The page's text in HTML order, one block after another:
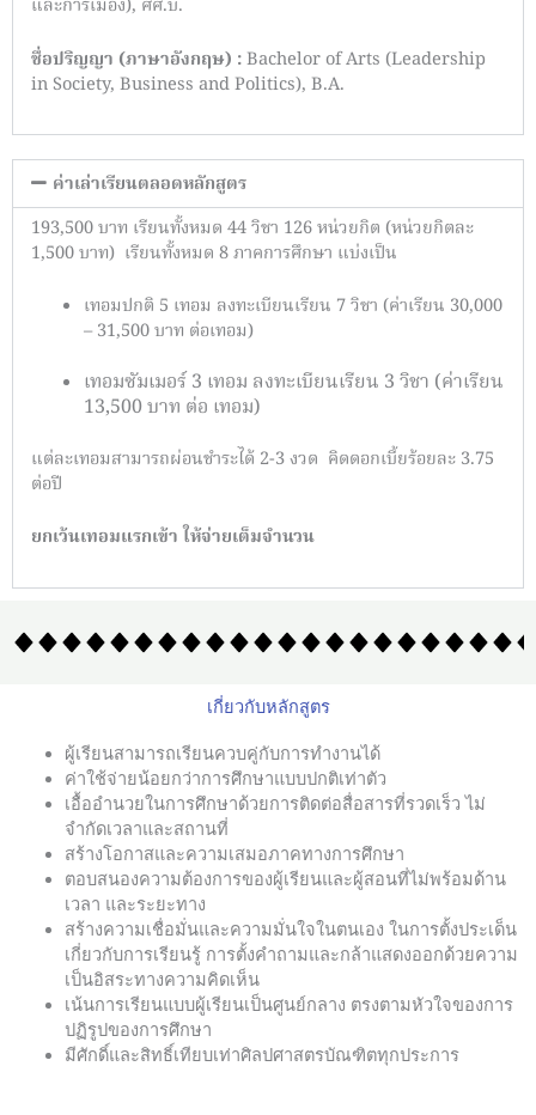
และการเมือง), ศศ.บ.
ชื่อปริญญา (ภาษาอังกฤษ) :Bachelor of Arts (Leadership
in Society, Business and Politics), B.A.
ค่าเล่าเรียนตลอดหลักสูตร
193,500 บาท เรียนทั้งหมด 44 วิชา 126 หน่วยกิต (หน่วยกิตละ
1,500 บาท) เรียนทั้งหมด 8 ภาคการศึกษา แบ่งเป็น
เทอมปกติ 5 เทอม ลงทะเบียนเรียน 7 วิชา (ค่าเรียน 30,000
– 31,500 บาท ต่อเทอม)
เทอมซัมเมอร์ 3 เทอม ลงทะเบียนเรียน 3 วิชา (ค่าเรียน
13,500 บาท ต่อ เทอม)
แต่ละเทอมสามารถผ่อนชำระได้ 2-3 งวด คิดดอกเบี้ยร้อยละ 3.75
ต่อปี
ยกเว้นเทอมแรกเข้า ให้จ่ายเต็มจำนวน
เกี่ยวกับหลักสูตร
ผู้เรียนสามารถเรียนควบคู่กับการทำงานได้
ค่าใช้จ่ายน้อยกว่าการศึกษาแบบปกติเท่าตัว
เอื้ออำนวยในการศึกษาด้วยการติดต่อสื่อสารที่รวดเร็ว ไม่
จำกัดเวลาและสถานที่
สร้างโอกาสและความเสมอภาคทางการศึกษา
ตอบสนองความต้องการของผู้เรียนและผู้สอนที่ไม่พร้อมด้าน
เวลา และระยะทาง
สร้างความเชื่อมั่นและความมั่นใจในตนเอง ในการตั้งประเด็น
เกี่ยวกับการเรียนรู้ การตั้งคำถามและกล้าแสดงออกด้วยความ
เป็นอิสระทางความคิดเห็น
เน้นการเรียนแบบผู้เรียนเป็นศูนย์กลาง ตรงตามหัวใจของการ
ปฏิรูปของการศึกษา
มีศักดิ์และสิทธิ์เทียบเท่าศิลปศาสตรบัณฑิตทุกประการ